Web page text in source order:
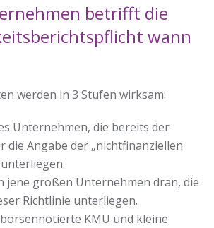
betrifft die
wann
werden in 3 Stufen wirksam:
Unternehmen, die bereits der
die Angabe der „nichtfinanziellen
jene großen Unternehmen dran, die
Richtlinie unterliegen.
KMU und kleine